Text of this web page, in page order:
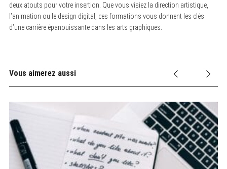
deux atouts pour votre insertion. Que vous visiez la direction artistique,
l’animation ou le design digital, ces formations vous donnent les clés
d’une carrière épanouissante dans les arts graphiques.
Vous aimerez aussi